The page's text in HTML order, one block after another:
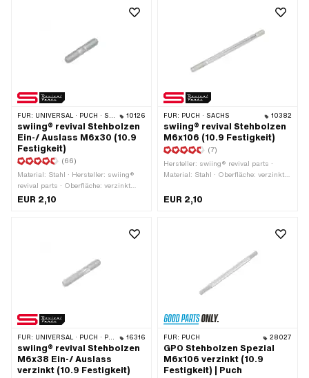
FÜR: UNIVERSAL · PUCH · SACHS · PONY / CILO (BETA 521 & 512) · ZÜNDAPP BELMONDO · SOLEX · TOMOS 10126
swiing® revival Stehbolzen
Ein-/ Auslass M6x30 (10.9
Festigkeit)
(66)
Material: Stahl · Hersteller: swiing®
revival parts · Oberfläche: verzinkt
(blau) · Durchmesser: 5.95 mm ·
Nenndurchmesser (Gewinde): 6 mm ·
EUR 2,10
FÜR: PUCH · SACHS 10382
swiing® revival Stehbolzen
M6x106 (10.9 Festigkeit)
(7)
Hersteller: swiing® revival parts ·
Material: Stahl · Oberfläche: verzinkt
6 mm · Gesamtlänge: 106 mm ·
Gewindelänge: 20 mm · Puch OEM-
EUR 2,10
FÜR: UNIVERSAL · PUCH · PONY / CILO (BETA 521 & 512) · ZÜNDAPP BELMONDO 16316
swiing® revival Stehbolzen
M6x38 Ein-/ Auslass
verzinkt (10.9 Festigkeit)
FÜR: PUCH 28027
GPO Stehbolzen Spezial
M6x106 verzinkt (10.9
Festigkeit) | Puch